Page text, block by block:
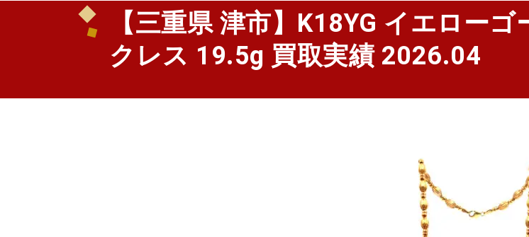
【三重県 津市】K18YG イエロー
クレス 19.5g 買取実績 2026.04